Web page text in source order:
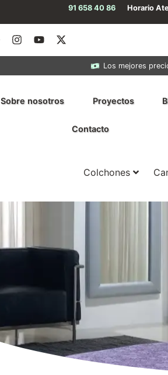
91 658 40 86 Horario
Los mejores
Sobre nosotros Proyectos
Contacto
Colchones